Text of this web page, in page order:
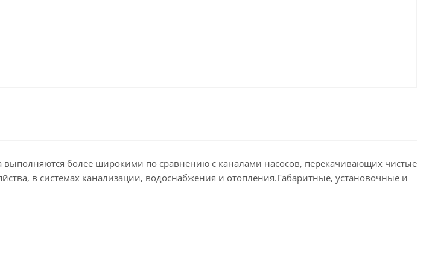
более широкими по сравнению с каналами насосов, перекачивающих чистые
в системах канализации, водоснабжения и отопления.Габаритные, установочные и